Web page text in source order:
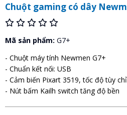
Chuột gaming có dây
Mã sản phẩm: G7+
- Chuột máy tính Newmen G7+
- Chuẩn kết nối: USB
- Cảm biến Pixart 3519, tốc độ tùy
- Nút bấm Kailh switch tăng độ bền